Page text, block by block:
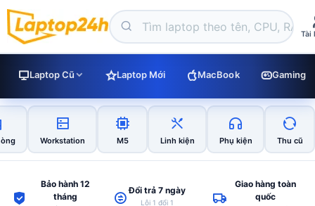
Tài
Laptop Cũ Laptop Mới MacBook Gaming
Workstation M5 Linh kiện Phụ kiện Thu cũ
Bảo hành 12
tháng
Đổi trả 7 ngày
Lỗi 1 đổi 1
Giao hàng toàn
quốc